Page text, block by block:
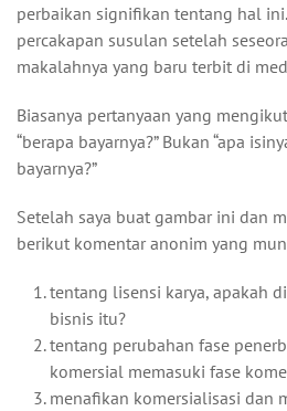
perbaikan signifikan tentang hal
percakapan susulan setelah
makalahnya yang baru terbit di
Biasanya pertanyaan yang
“berapa bayarnya?” Bukan “apa
bayarnya?”
Setelah saya buat gambar ini dan
berikut komentar anonim yang
tentang lisensi karya, apakah
bisnis itu?
tentang perubahan fase
komersial memasuki fase
menafikan komersialisasi dan